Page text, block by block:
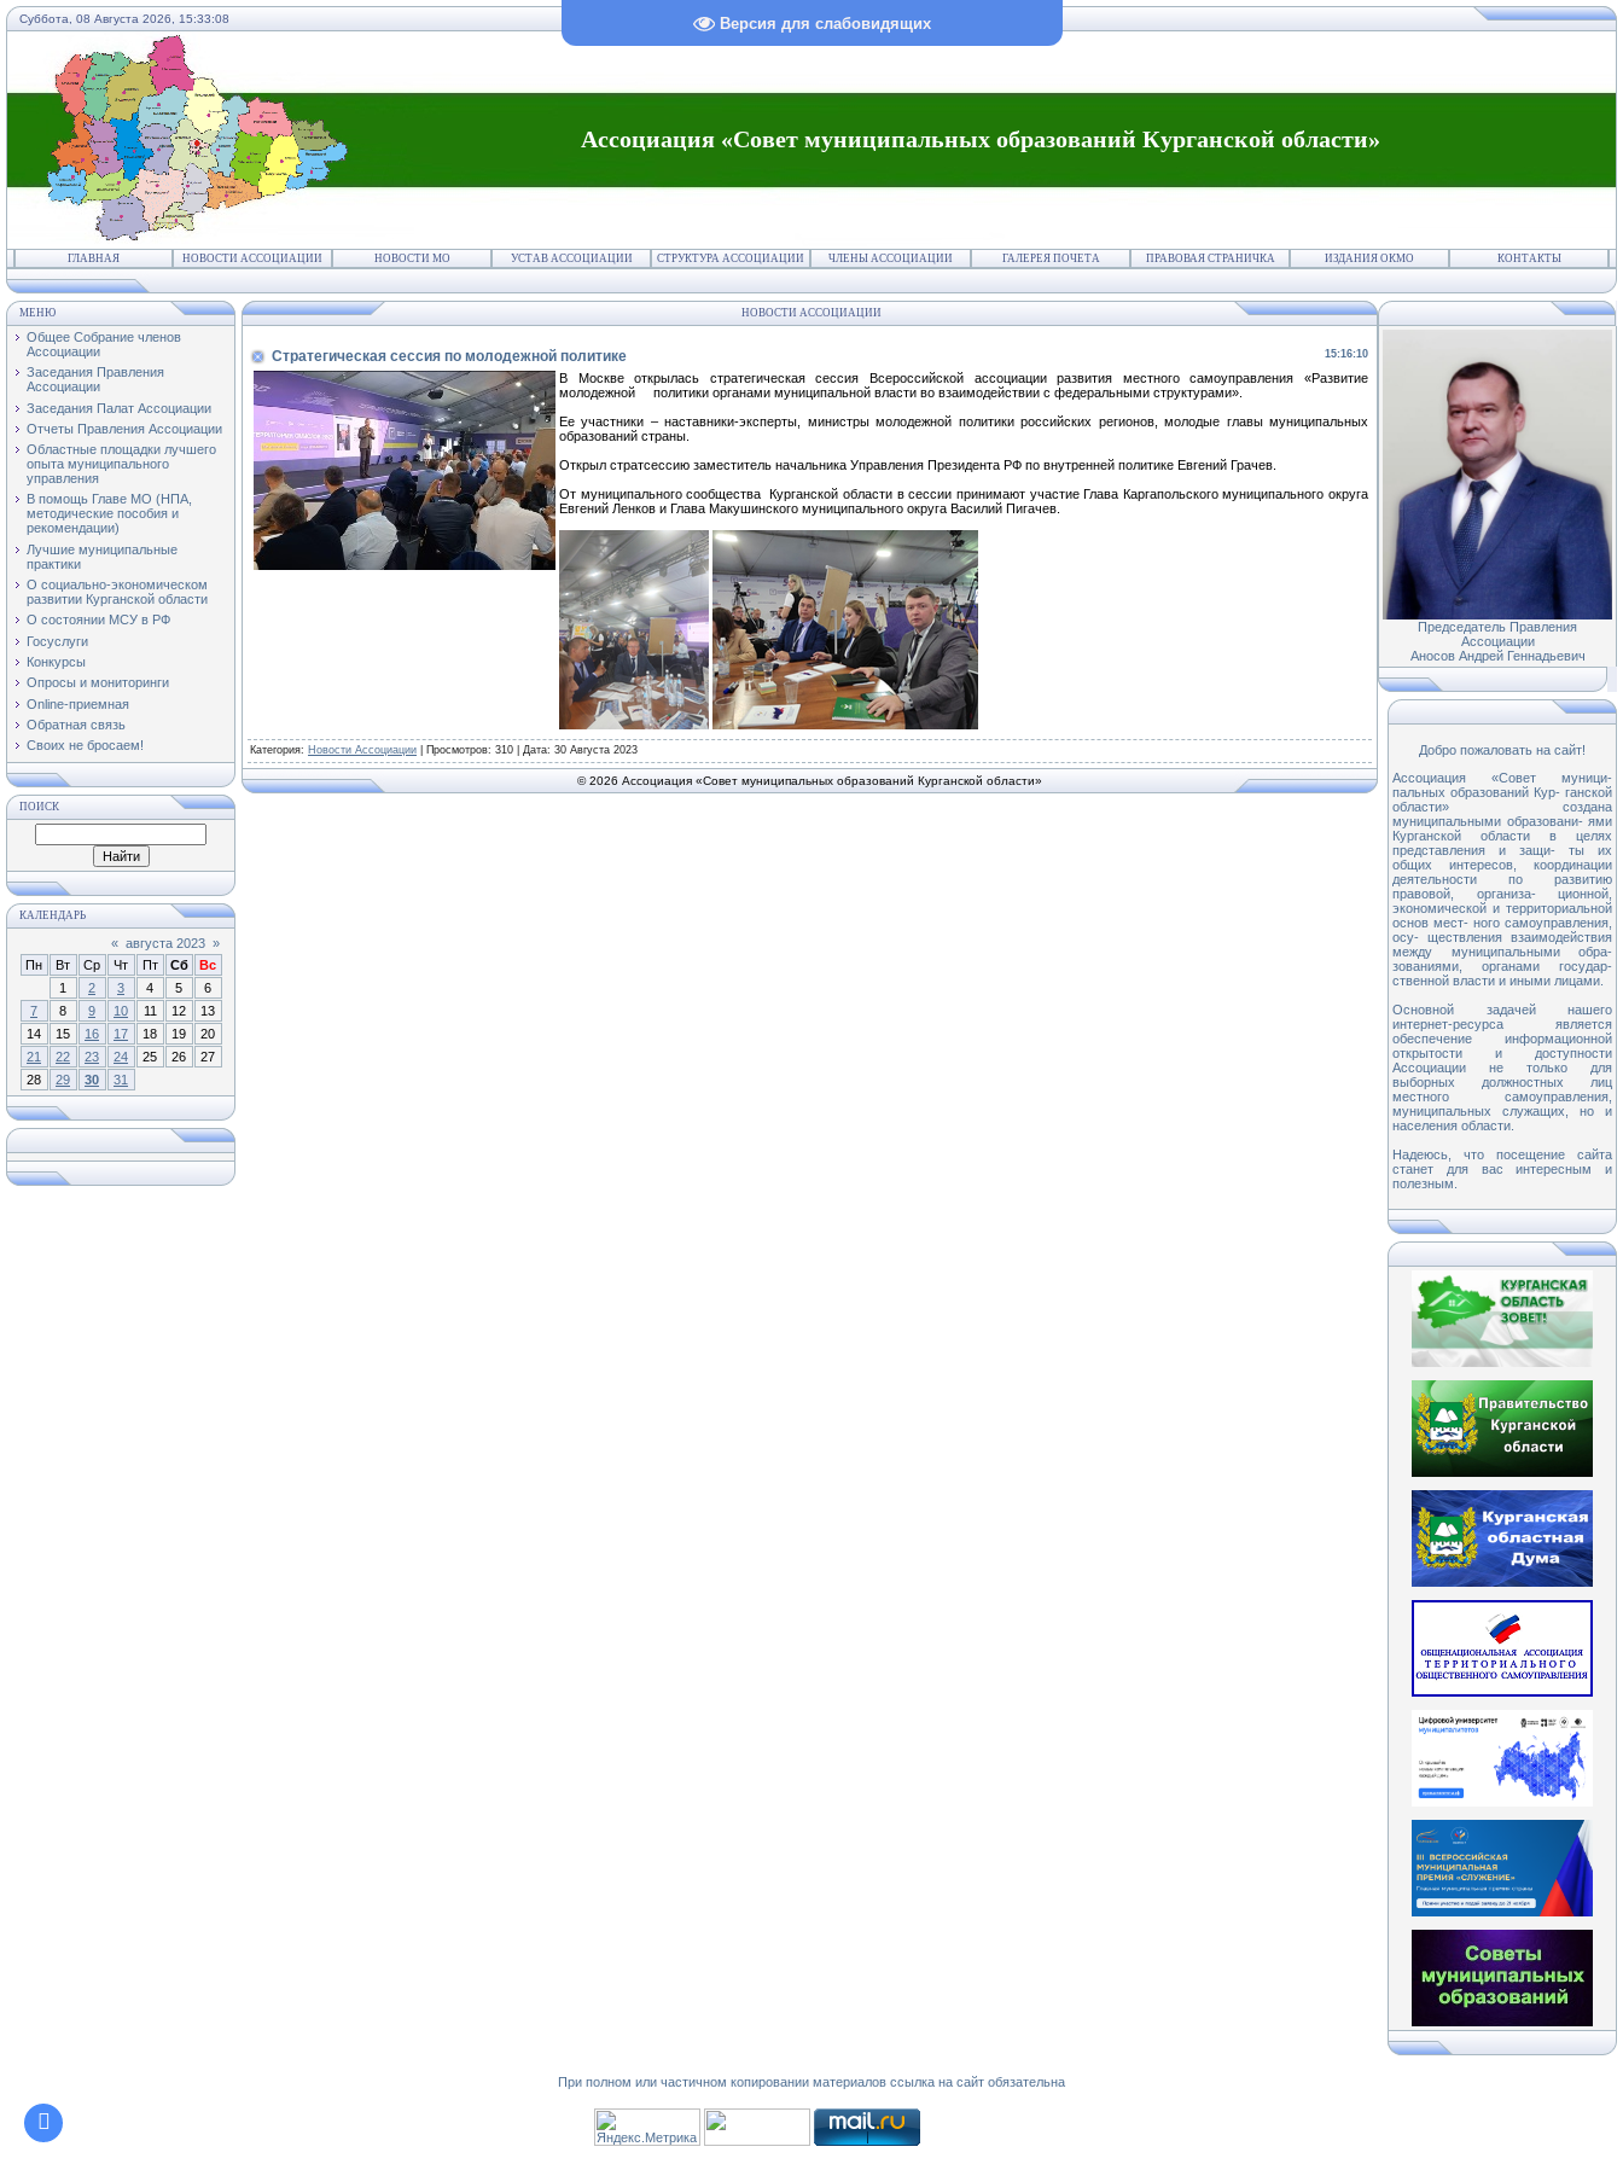
Версия для слабовидящих
Суббота, 08 Августа 2026, 15:33:08
Ассоциация «Совет муниципальных образований Курганской области»
ГЛАВНАЯ НОВОСТИ АССОЦИАЦИИ НОВОСТИ МО УСТАВ АССОЦИАЦИИ СТРУКТУРА АССОЦИАЦИИ ЧЛЕНЫ АССОЦИАЦИИ ГАЛЕРЕЯ ПОЧЕТА ПРАВОВАЯ СТРАНИЧКА ИЗДАНИЯ ОКМО КОНТАКТЫ
МЕНЮ
Общее Собрание членов
Ассоциации
Заседания Правления
Ассоциации
Заседания Палат Ассоциации
Отчеты Правления Ассоциации
Областные площадки лучшего
опыта муниципального
управления
В помощь Главе МО (НПА,
методические пособия и
рекомендации)
Лучшие муниципальные
практики
О социально-экономическом
развитии Курганской области
О состоянии МСУ в РФ
Госуслуги
Конкурсы
Опросы и мониторинги
Online-приемная
Обратная связь
Своих не бросаем!
ПОИСК
КАЛЕНДАРЬ
« августа 2023 »
Пн
Вт Ср Чт Пт Сб
Вс
1
2 3 4 5
6
7
8 9 10 11 12
13
14
15 16 17 18 19
20
21
22 23 24 25 26
27
28
29 30 31
НОВОСТИ АССОЦИАЦИИ
15:16:10
Стратегическая сессия по молодежной политике
В Москве открылась стратегическая сессия Всероссийской ассоциации развития местного самоуправления «Развитие
молодежной политики органами муниципальной власти во взаимодействии с федеральными структурами».
Ее участники – наставники-эксперты, министры молодежной политики российских регионов, молодые главы муниципальных
образований страны.
Открыл стратсессию заместитель начальника Управления Президента РФ по внутренней политике Евгений Грачев.
От муниципального сообщества Курганской области в сессии принимают участие Глава Каргапольского муниципального округа
Евгений Ленков и Глава Макушинского муниципального округа Василий Пигачев.
Категория: Новости Ассоциации Просмотров: 310 | Дата: 30 Августа 2023
© 2026 Ассоциация «Совет муниципальных образований Курганской области»
Председатель Правления
Ассоциации
Аносов Андрей Геннадьевич
Добро пожаловать на сайт!
Ассоциация «Совет муници-
пальных образований Кур- ганской
области» создана
муниципальными образовани- ями
Курганской области в целях
представления и защи- ты их
общих интересов, координации
деятельности по развитию
правовой, организа- ционной,
экономической и территориальной
основ мест- ного самоуправления,
осу- ществления взаимодействия
между муниципальными обра-
зованиями, органами государ-
ственной власти и иными лицами.
Основной задачей нашего
интернет-ресурса является
обеспечение информационной
открытости и доступности
Ассоциации не только для
выборных должностных лиц
местного самоуправления,
муниципальных служащих, но и
населения области.
Надеюсь, что посещение сайта
станет для вас интересным и
полезным.
При полном или частичном копировании материалов ссылка на сайт обязательна